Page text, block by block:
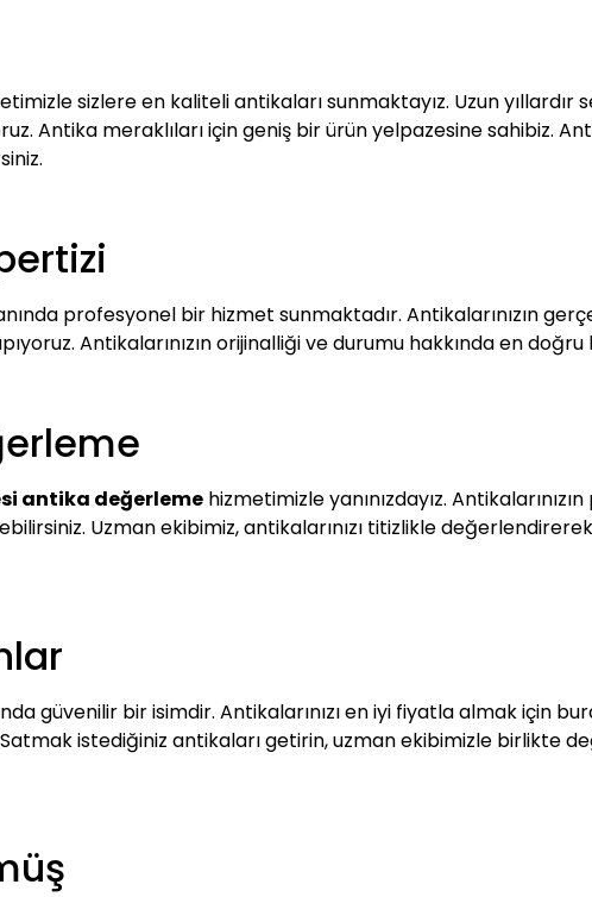
sizlere en kaliteli antikaları sunmaktayız. Uzun yıllardır
Antika meraklıları için geniş bir ürün yelpazesine sahibiz.
profesyonel bir hizmet sunmaktadır. Antikalarınızın
Antikalarınızın orijinalliği ve durumu hakkında en
antika değerleme hizmetimizle yanınızdayız.
Uzman ekibimiz, antikalarınızı titizlikle
güvenilir bir isimdir. Antikalarınızı en iyi fiyatla almak için
istediğiniz antikaları getirin, uzman ekibimizle birlikte